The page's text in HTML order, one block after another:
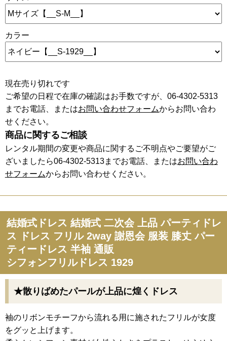
カラー
現在売り切れです
ご希望の日程で在庫の確認はお手数ですが、06-4302-5313
までお電話、またはお問い合わせフォームからお問い合わ
せください。
商品に関するご相談
レンタル期間の変更や商品に関するご不明点やご要望がご
ざいましたら06-4302-5313までお電話、またはお問い合わ
せフォームからお問い合わせください。
結婚式ドレス 結婚式 二次会 上品 パーティドレ
ス ドレス フリル 2way 謝恩会 服装 膝丈 パー
ティードレス 半袖 通販
シフォンフリルドレス 1929
★散りばめたパールが上品に煌くドレス
袖のリボンモチーフから流れる用に施されたフリルが女度
をグッと上げます。